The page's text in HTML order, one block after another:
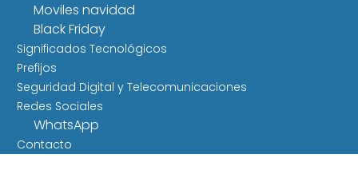
Moviles navidad
Black Friday
Significados Tecnológicos
Prefijos
Seguridad Digital y Telecomunicaciones
Redes Sociales
WhatsApp
Contacto